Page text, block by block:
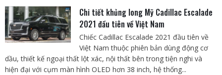
Chi tiết khủng long Mỹ Cadillac Escalade
2021 đầu tiên về Việt Nam
Chiếc Cadillac Escalade 2021 đầu tiên về
Việt Nam thuộc phiên bản dùng động cơ
dầu, thiết kế ngoại thất lột xác, nội thất bên trong tiện nghi và
hiện đại với cụm màn hình OLED hơn 38 inch, hệ thống...